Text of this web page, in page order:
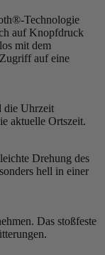
Technologie
auf Knopfdruck
mit dem
auf eine
die Uhrzeit
aktuelle Ortszeit.
Drehung des
hell in einer
Das stoßfeste